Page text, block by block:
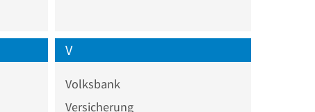
V
Volksbank
Versicherung